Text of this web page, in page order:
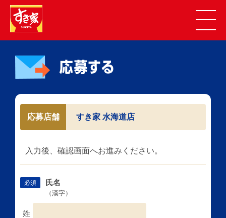
応募店舗 すき家 水海道店
入力後、確認画面へお進みください。
必須 氏名
（漢字）
姓